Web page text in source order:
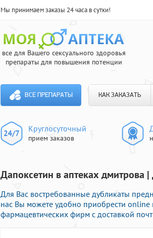
Мы принимаем заказы 24 часа в сутки!
все для Вашего сексуального здоровья
препараты для повышения потенции
ВСЕ ПРЕПАРАТЫ КАК ЗАКАЗАТЬ
Круглосуточный
прием заказов
Дапоксетин в аптеках дмитрова
Для Вас востребованные дубликаты
нас Вы можете удобно приобрести
фармацевтических фирм с доставкой